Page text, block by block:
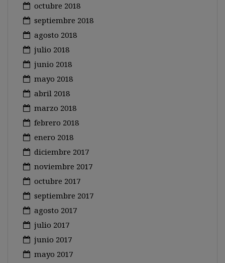
octubre 2018
septiembre 2018
agosto 2018
julio 2018
junio 2018
mayo 2018
abril 2018
marzo 2018
febrero 2018
enero 2018
diciembre 2017
noviembre 2017
octubre 2017
septiembre 2017
agosto 2017
julio 2017
junio 2017
mayo 2017